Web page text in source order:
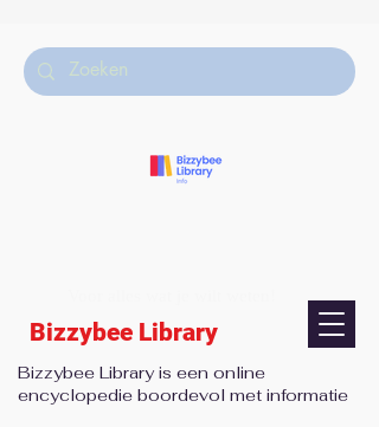
Bizzybee Library is een online
encyclopedie boordevol met informatie
Bizzybee Library